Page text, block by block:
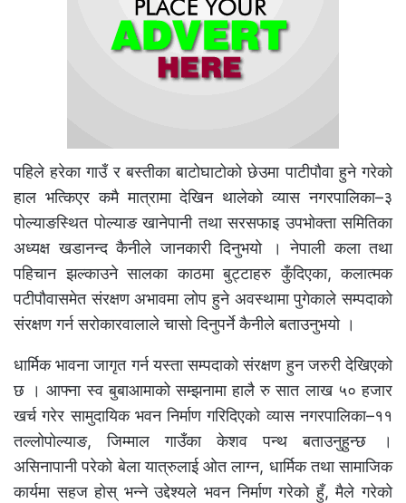
पहिले हरेका गाउँ र बस्तीका बाटोघाटोको छेउमा पाटीपौवा हुने गरेको
हाल भत्किएर कमै मात्रामा देखिन थालेको व्यास नगरपालिका–३
पोल्याङस्थित पोल्याङ खानेपानी तथा सरसफाइ उपभोक्ता समितिका
अध्यक्ष खडानन्द कैनीले जानकारी दिनुभयो । नेपाली कला तथा
पहिचान झल्काउने सालका काठमा बुट्टाहरु कुँदिएका, कलात्मक
पटीपौवासमेत संरक्षण अभावमा लोप हुने अवस्थामा पुगेकाले सम्पदाको
संरक्षण गर्न सरोकारवालाले चासो दिनुपर्ने कैनीले बताउनुभयो ।
धार्मिक भावना जागृत गर्न यस्ता सम्पदाको संरक्षण हुन जरुरी देखिएको
छ । आफ्ना स्व बुबाआमाको सम्झनामा हालै रु सात लाख ५० हजार
खर्च गरेर सामुदायिक भवन निर्माण गरिदिएको व्यास नगरपालिका–११
तल्लोपोल्याङ, जिम्माल गाउँका केशव पन्थ बताउनुहुन्छ ।
असिनापानी परेको बेला यात्रुलाई ओत लाग्न, धार्मिक तथा सामाजिक
कार्यमा सहज होस् भन्ने उद्देश्यले भवन निर्माण गरेको हुँ, मैले गरेको